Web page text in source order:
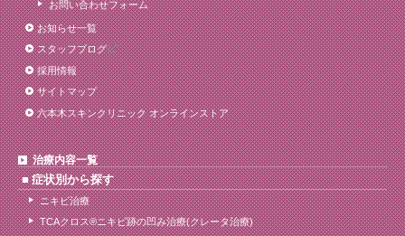
お問い合わせフォーム
お知らせ一覧
スタッフブログ
採用情報
サイトマップ
六本木スキンクリニック オンラインストア
治療内容一覧
症状別から探す
ニキビ治療
TCAクロス®ニキビ跡の凹み治療(クレータ治療)